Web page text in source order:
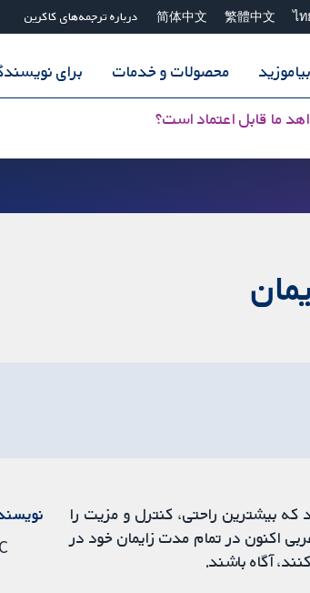
ไท
繁體中文
简体中文 درباره ترجمه‌های کاکرین
ما قابل اعتماد است؟
بیاموزید محصولات و خدمات برای
که بیشترین راحتی، کنترل و مزیت را
اکنون در تمام مدت زایمان خود در
آگاه باشند.